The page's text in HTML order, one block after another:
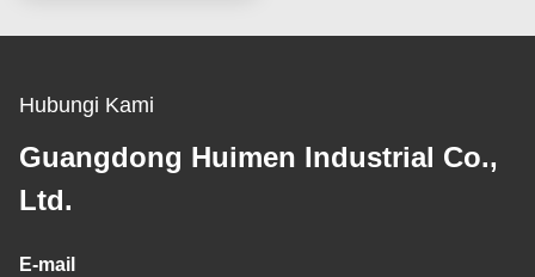
Hubungi Kami
Guangdong Huimen Industrial Co.,
Ltd.
E-mail